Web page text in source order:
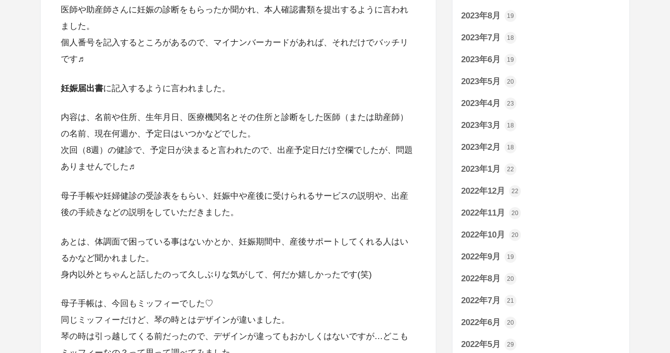
医師や助産師さんに妊娠の診断をもらったか聞かれ、本人確認書類を提出するように言われ
ました。
個人番号を記入するところがあるので、マイナンバーカードがあれば、それだけでバッチリ
です♬
妊娠届出書に記入するように言われました。
内容は、名前や住所、生年月日、医療機関名とその住所と診断をした医師（または助産師）
の名前、現在何週か、予定日はいつかなどでした。
次回（8週）の健診で、予定日が決まると言われたので、出産予定日だけ空欄でしたが、問題
ありませんでした♬
母子手帳や妊婦健診の受診表をもらい、妊娠中や産後に受けられるサービスの説明や、出産
後の手続きなどの説明をしていただきました。
あとは、体調面で困っている事はないかとか、妊娠期間中、産後サポートしてくれる人はい
るかなど聞かれました。
身内以外とちゃんと話したのって久しぶりな気がして、何だか嬉しかったです(笑)
母子手帳は、今回もミッフィーでした♡
同じミッフィーだけど、琴の時とはデザインが違いました。
琴の時は引っ越してくる前だったので、デザインが違ってもおかしくはないですが…どこも
2023年8月 19
2023年7月 18
2023年6月 19
2023年5月 20
2023年4月 23
2023年3月 18
2023年2月 18
2023年1月 22
2022年12月 22
2022年11月 20
2022年10月 20
2022年9月 19
2022年8月 20
2022年7月 21
2022年6月 20
2022年5月 29